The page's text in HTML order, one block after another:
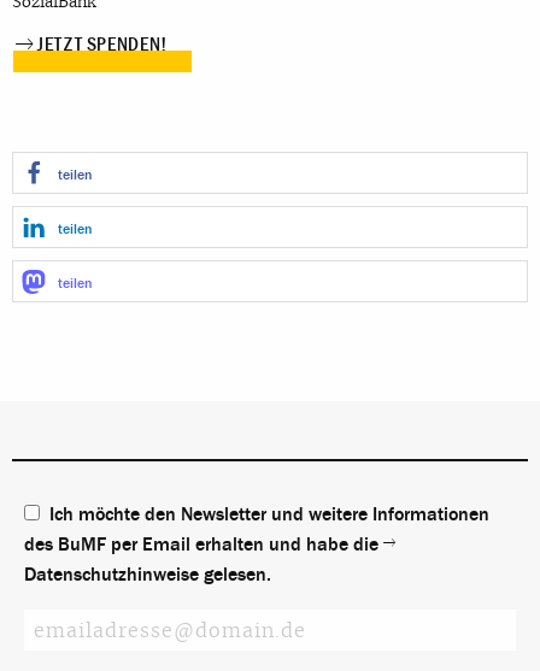
JETZT SPENDEN!
teilen
teilen
teilen
Ich möchte den Newsletter und weitere Informationen
des BuMF per Email erhalten und habe die
Datenschutzhinweise gelesen.